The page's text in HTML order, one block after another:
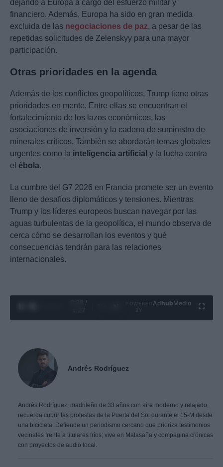
dejando a Europa a cargo del esfuerzo militar y
financiero. Además, Europa ha sido en gran medida
excluida de las negociaciones de paz, a pesar de las
repetidas solicitudes de Zelenskyy para una mayor
participación.
Otras prioridades en la agenda
Además de los conflictos geopolíticos, Trump tiene otras
prioridades en mente. Entre ellas se encuentran el
fortalecimiento de los lazos económicos, las
asociaciones de inversión y la cadena de suministro de
minerales críticos. También se abordarán temas globales
urgentes como la inteligencia artificial y la lucha contra
el ébola.
La cumbre del G7 2026 en Francia promete ser un evento
lleno de desafíos diplomáticos y tensiones. Mientras
Trump y los líderes europeos buscan navegar por las
aguas turbulentas de la geopolítica, el mundo observa de
cerca cómo se desarrollan los eventos y qué
consecuencias tendrán para las relaciones
internacionales.
0:29 /
Ad hubMedia
Andrés Rodríguez
Andrés Rodríguez, madrileño de 33 años con aire moderno y relajado,
recuerda cubrir las protestas de la Puerta del Sol durante el 15-M desde
una bicicleta. Defiende un periodismo cercano que prioriza testimonios
vecinales frente a titulares fríos; vive en Malasaña y compagina crónicas
con proyectos de audio local.